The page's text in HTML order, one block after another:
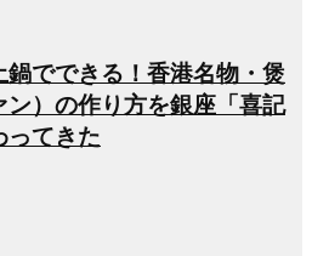
でできる！香港名物・煲
）の作り方を銀座「喜記
ってきた